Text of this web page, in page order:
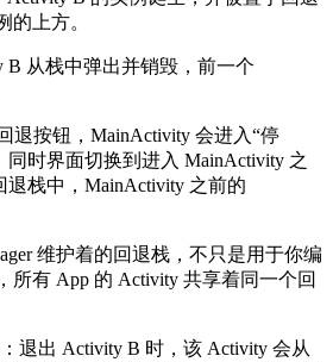
的上方。
B 从栈中弹出并销毁，前一个
退按钮，MainActivity 会进入“停
同时界面切换到进入 MainActivity 之
栈中，MainActivity 之前的
维护着的回退栈，不只是用于你编
所有 App 的 Activity 共享着同一个回
退出 Activity B 时，该 Activity 会从